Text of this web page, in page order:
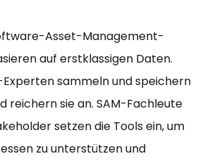
Asset-Management-
auf erstklassigen Daten.
Experten sammeln und speichern
reichern sie an. SAM-Fachleute
setzen die Tools ein, um
zu unterstützen und